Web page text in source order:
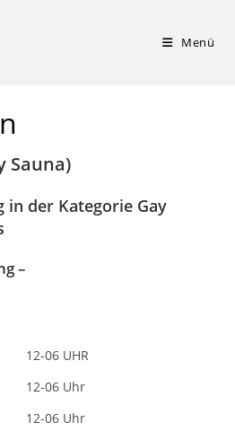
Menü
Sauna)
in der Kategorie Gay
–
12-06 UHR
12-06 Uhr
12-06 Uhr